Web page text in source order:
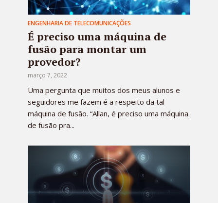
ENGENHARIA DE TELECOMUNICAÇÕES
É preciso uma máquina de
fusão para montar um
provedor?
março 7, 2022
Uma pergunta que muitos dos meus alunos e
seguidores me fazem é a respeito da tal
máquina de fusão. “Allan, é preciso uma máquina
de fusão pra...